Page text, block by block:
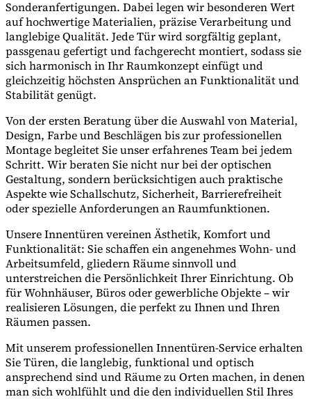
Sonderanfertigungen. Dabei legen wir besonderen Wert
auf hochwertige Materialien, präzise Verarbeitung und
langlebige Qualität. Jede Tür wird sorgfältig geplant,
passgenau gefertigt und fachgerecht montiert, sodass sie
sich harmonisch in Ihr Raumkonzept einfügt und
gleichzeitig höchsten Ansprüchen an Funktionalität und
Stabilität genügt.
Von der ersten Beratung über die Auswahl von Material,
Design, Farbe und Beschlägen bis zur professionellen
Montage begleitet Sie unser erfahrenes Team bei jedem
Schritt. Wir beraten Sie nicht nur bei der optischen
Gestaltung, sondern berücksichtigen auch praktische
Aspekte wie Schallschutz, Sicherheit, Barrierefreiheit
oder spezielle Anforderungen an Raumfunktionen.
Unsere Innentüren vereinen Ästhetik, Komfort und
Funktionalität: Sie schaffen ein angenehmes Wohn- und
Arbeitsumfeld, gliedern Räume sinnvoll und
unterstreichen die Persönlichkeit Ihrer Einrichtung. Ob
für Wohnhäuser, Büros oder gewerbliche Objekte – wir
realisieren Lösungen, die perfekt zu Ihnen und Ihren
Räumen passen.
Mit unserem professionellen Innentüren-Service erhalten
Sie Türen, die langlebig, funktional und optisch
ansprechend sind und Räume zu Orten machen, in denen
man sich wohlfühlt und die den individuellen Stil Ihres